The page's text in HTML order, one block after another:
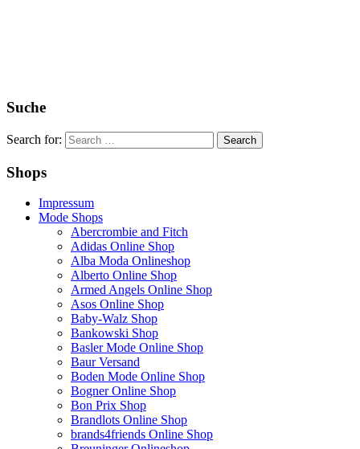
Suche
Search for:
Shops
Impressum
Mode Shops
Abercrombie and Fitch
Adidas Online Shop
Alba Moda Onlineshop
Alberto Online Shop
Armed Angels Online Shop
Asos Online Shop
Baby-Walz Shop
Bankowski Shop
Basler Mode Online Shop
Baur Versand
Boden Mode Online Shop
Bogner Online Shop
Bon Prix Shop
Brandlots Online Shop
brands4friends Online Shop